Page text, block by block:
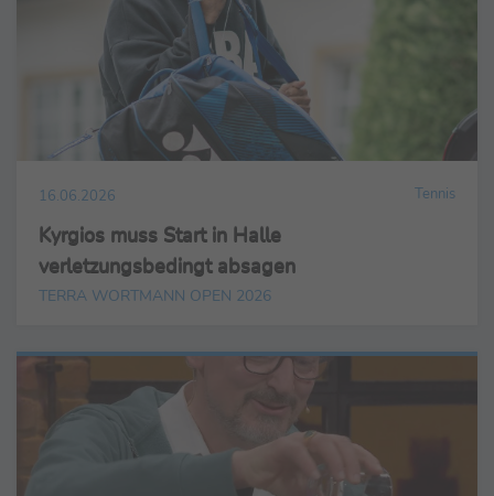
16.06.2026 Tennis
Kyrgios muss Start in Halle
verletzungsbedingt absagen
TERRA WORTMANN OPEN 2026